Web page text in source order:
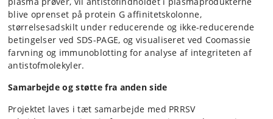
blive oprenset på protein G affinitetskolonne,
størrelsesadskilt under reducerende og ikke-reducerende
betingelser ved SDS-PAGE, og visualiseret ved Coomassie
farvning og immunoblotting for analyse af integriteten af
antistofmolekyler.
Samarbejde og støtte fra anden side
Projektet laves i tæt samarbejde med PRRSV